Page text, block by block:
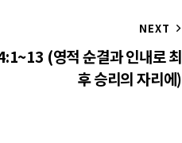
NEXT
(영적 순결과 인내로 최
후 승리의 자리에)